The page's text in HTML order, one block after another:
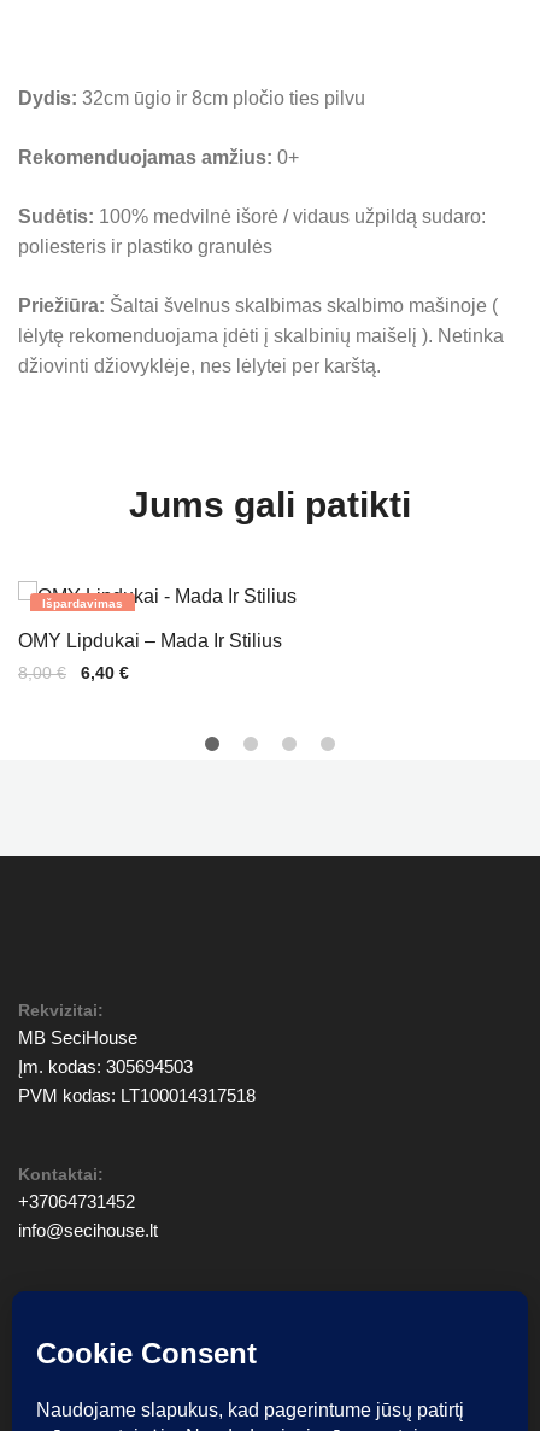
Dydis: 32cm ūgio ir 8cm pločio ties pilvu
Rekomenduojamas amžius: 0+
Sudėtis: 100% medvilnė išorė / vidaus užpildą sudaro:
poliesteris ir plastiko granulės
Priežiūra: Šaltai švelnus skalbimas skalbimo mašinoje (
lėlytę rekomenduojama įdėti į skalbinių maišelį ). Netinka
džiovinti džiovyklėje, nes lėlytei per karštą.
Jums gali patikti
Išpardavimas
OMY Lipdukai – Mada Ir Stilius
8,00€
Original
6,40 €Current
Rekvizitai:
MB SeciHouse
Įm. kodas: 305694503
PVM kodas: LT100014317518
Kontaktai:
+37064731452
info@secihouse.lt
© SeciHouse 2026. Visos teisės saugomos.